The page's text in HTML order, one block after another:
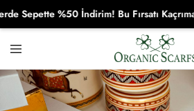
Organikscarf
%50 İndirim! Bu Fırsatı Kaçrıma